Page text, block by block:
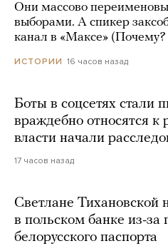
Они массово
выборами. А спикер
канал в «Максе»
ИСТОРИИ 16 часов назад
Боты в соцсетях стали
враждебно относятся
власти начали
17 часов назад
Светлане Тихановской
в польском банке из-за
белорусского паспорта